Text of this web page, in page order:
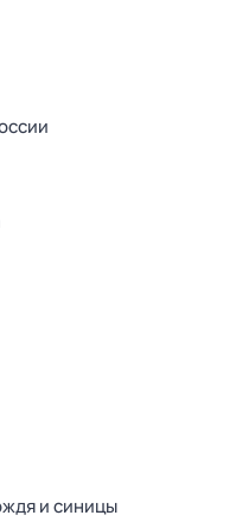
и синицы